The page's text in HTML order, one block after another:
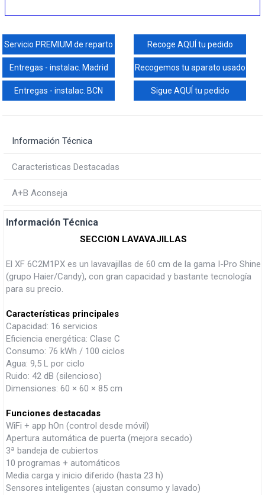
Servicio PREMIUM de reparto Recoge AQUÍ tu pedido
Entregas - instalac. Madrid Recogemos tu aparato usado
Entregas - instalac. BCN Sigue AQUÍ tu pedido
Información Técnica
Caracteristicas Destacadas
A+B Aconseja
Información Técnica
SECCION LAVAVAJILLAS
El XF 6C2M1PX es un lavavajillas de 60 cm de la gama I-Pro Shine
(grupo Haier/Candy), con gran capacidad y bastante tecnología
para su precio.
Características principales
Capacidad: 16 servicios
Eficiencia energética: Clase C
Consumo: 76 kWh / 100 ciclos
Agua: 9,5 L por ciclo
Ruido: 42 dB (silencioso)
Dimensiones: 60 × 60 × 85 cm
Funciones destacadas
WiFi + app hOn (control desde móvil)
Apertura automática de puerta (mejora secado)
3ª bandeja de cubiertos
10 programas + automáticos
Media carga y inicio diferido (hasta 23 h)
Sensores inteligentes (ajustan consumo y lavado)